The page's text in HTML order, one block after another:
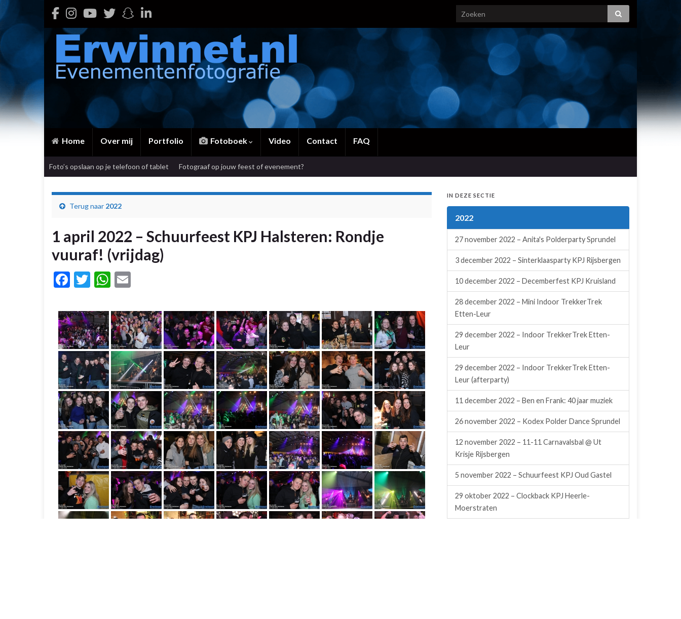
Home Over mij Portfolio Fotoboek Video Contact FAQ
Foto’s opslaan op je telefoon of tablet Fotograaf op jouw feest of evenement?
Terug naar 2022
1 april 2022 – Schuurfeest KPJ Halsteren: Rondje
vuuraf! (vrijdag)
Facebook
TwitterWhatsApp
IN DEZE SECTIE
2022
27 november 2022 – Anita's Polderparty Sprundel
3 december 2022 – Sinterklaasparty KPJ Rijsbergen
10 december 2022 – Decemberfest KPJ Kruisland
28 december 2022 – Mini Indoor TrekkerTrek
Etten-Leur
29 december 2022 – Indoor TrekkerTrek Etten-
Leur
29 december 2022 – Indoor TrekkerTrek Etten-
Leur (afterparty)
11 december 2022 – Ben en Frank: 40 jaar muziek
26 november 2022 – Kodex Polder Dance Sprundel
12 november 2022 – 11-11 Carnavalsbal @ Ut
Krisje Rijsbergen
5 november 2022 – Schuurfeest KPJ Oud Gastel
29 oktober 2022 – Clockback KPJ Heerle-
Moerstraten